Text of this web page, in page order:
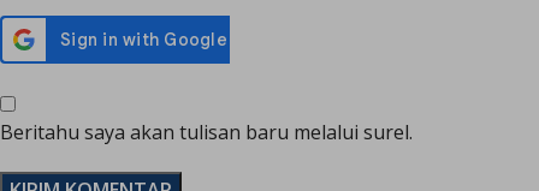
Beritahu saya akan tulisan baru melalui surel.